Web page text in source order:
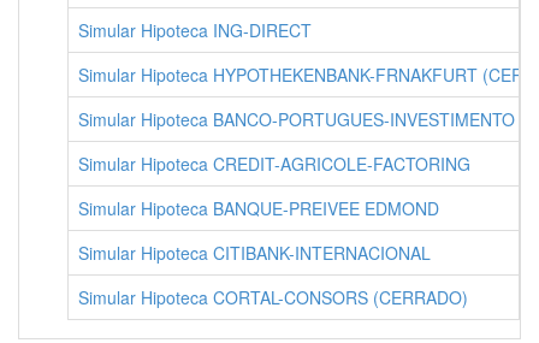
Simular Hipoteca ING-DIRECT
Simular Hipoteca HYPOTHEKENBANK-FRNAKFURT
Simular Hipoteca BANCO-PORTUGUES-INVESTIMENTO
Simular Hipoteca CREDIT-AGRICOLE-FACTORING
Simular Hipoteca BANQUE-PREIVEE EDMOND
Simular Hipoteca CITIBANK-INTERNACIONAL
Simular Hipoteca CORTAL-CONSORS (CERRADO)